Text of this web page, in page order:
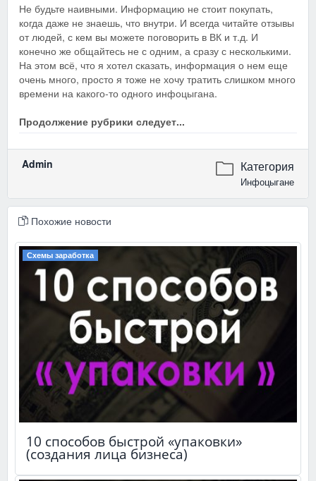
Не будьте наивными. Информацию не стоит покупать,
когда даже не знаешь, что внутри. И всегда читайте отзывы
от людей, с кем вы можете поговорить в ВК и т.д. И
конечно же общайтесь не с одним, а сразу с несколькими.
На этом всё, что я хотел сказать, информация о нем еще
очень много, просто я тоже не хочу тратить слишком много
времени на какого-то одного инфоцыгана.
Продолжение рубрики следует...
Admin Категория
Инфоцыгане
Похожие новости
Схемы заработка
10 способов быстрой «упаковки»
(создания лица бизнеса)